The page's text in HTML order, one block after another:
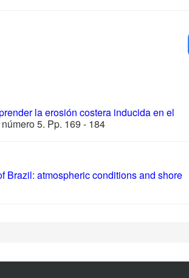
la erosión costera inducida en el
5. Pp. 169 - 184
Brazil: atmospheric conditions and shore